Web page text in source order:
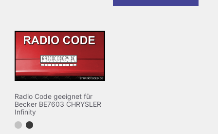
Radio Code geeignet für
Becker BE7603 CHRYSLER
Infinity